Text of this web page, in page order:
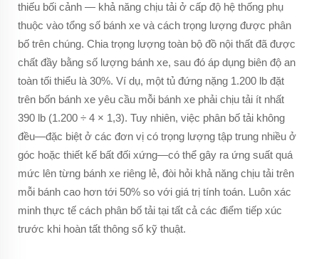
thiếu bối cảnh — khả năng chịu tải ở cấp độ hệ thống phụ
thuộc vào tổng số bánh xe và cách trọng lượng được phân
bố trên chúng. Chia trọng lượng toàn bộ đồ nội thất đã được
chất đầy bằng số lượng bánh xe, sau đó áp dụng biên độ an
toàn tối thiểu là 30%. Ví dụ, một tủ đứng nặng 1.200 lb đặt
trên bốn bánh xe yêu cầu mỗi bánh xe phải chịu tải ít nhất
390 lb (1.200 ÷ 4 × 1,3). Tuy nhiên, việc phân bố tải không
đều—đặc biệt ở các đơn vị có trọng lượng tập trung nhiều ở
góc hoặc thiết kế bất đối xứng—có thể gây ra ứng suất quá
mức lên từng bánh xe riêng lẻ, đòi hỏi khả năng chịu tải trên
mỗi bánh cao hơn tới 50% so với giá trị tính toán. Luôn xác
minh thực tế cách phân bố tải tại tất cả các điểm tiếp xúc
trước khi hoàn tất thông số kỹ thuật.